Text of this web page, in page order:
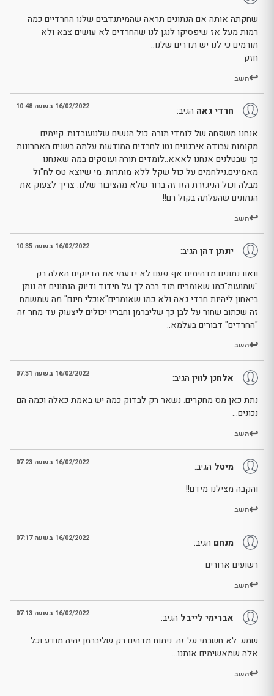
שחקתה אותה אם הנתונים תראה שהמיתנדבים שלנו החרדיים כמה
רמות מעל אז שיפסיקו לנגן לנו שהחרדים לא עושים צבא ולא
תורמים כי לנו יש תדרים שלנו..
חזק
השב
חרדי גאה הגיב: 16/02/2022 בשעה 10:48
אנחנו משפחה של לומדי תורה..כול הנשים שלנועובדות..קיימים
מקומות עבודה אירגונים נטו לחרדים המודעות עלתה בשנים האחרונות
כך שבטלנים אנחנו לאאא..לומדים תורה ועוסקים במה שאנחנו
מאמינים.נילחמים על כול שקל ללא מותרות. מי שיוצא טס לח"ול
מבלה וכול הניגזרת הזו זה ברור שלא מהציבור שלנו. צריך לצעוק את
הנתונים שהעלתה בקול רם!!
השב
יונתן דהן הגיב: 16/02/2022 בשעה 10:35
וואוו נתונים מדהימים אף פעם לא ידעתי את הדיוקים האלה רק
"שמועות"כמו שאומרים תוד רבה לך על חידוד ודיוק הנתונים זה נותן
ביאחון ליהיות חרדי גאה ולא כמו שאומרים"אוכלי חינם" מה שמשמח
זה שכתוב שחור על לבן כך שליברמן וחבריו יכולים ליצעוק עד מחר זה
"החרדים" דבורים בעלמא..
השב
אלחנן לווין הגיב: 16/02/2022 בשעה 07:31
נתת כאן מס מחקרים. נשאר רק לבדוק כמה יש באמת כאלה וכמה הם
נכונים…
השב
מיטל הגיב: 16/02/2022 בשעה 07:23
והקבה מצילנו מידם!!
השב
מנחם הגיב: 16/02/2022 בשעה 07:17
רשועים ארורים
השב
אברימי לייבל הגיב: 16/02/2022 בשעה 07:13
שמע. לא חשבתי על זה. ניתוח מדהים רק שליברמן יהיה מודע וכל
אלה שמאשימים אותנו…
השב